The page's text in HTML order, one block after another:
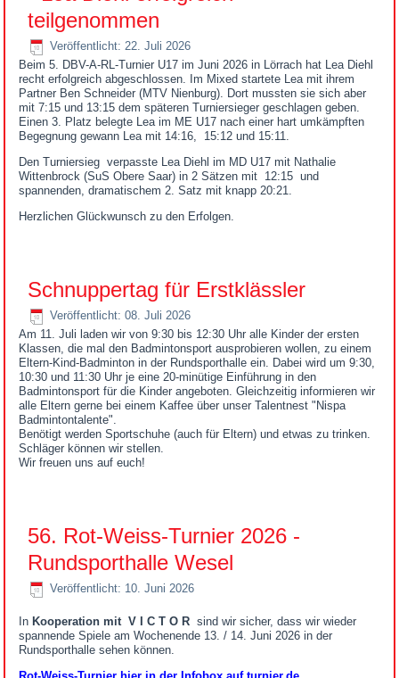
teilgenommen
Veröffentlicht: 22. Juli 2026
Beim 5. DBV-A-RL-Turnier U17 im Juni 2026 in Lörrach hat Lea Diehl
recht erfolgreich abgeschlossen. Im Mixed startete Lea mit ihrem
Partner Ben Schneider (MTV Nienburg). Dort mussten sie sich aber
mit 7:15 und 13:15 dem späteren Turniersieger geschlagen geben.
Einen 3. Platz belegte Lea im ME U17 nach einer hart umkämpften
Begegnung gewann Lea mit 14:16, 15:12 und 15:11.
Den Turniersieg verpasste Lea Diehl im MD U17 mit Nathalie
Wittenbrock (SuS Obere Saar) in 2 Sätzen mit 12:15 und
spannenden, dramatischem 2. Satz mit knapp 20:21.
Herzlichen Glückwunsch zu den Erfolgen.
Schnuppertag für Erstklässler
Veröffentlicht: 08. Juli 2026
Am 11. Juli laden wir von 9:30 bis 12:30 Uhr alle Kinder der ersten
Klassen, die mal den Badmintonsport ausprobieren wollen, zu einem
Eltern-Kind-Badminton in der Rundsporthalle ein. Dabei wird um 9:30,
10:30 und 11:30 Uhr je eine 20-minütige Einführung in den
Badmintonsport für die Kinder angeboten. Gleichzeitig informieren wir
alle Eltern gerne bei einem Kaffee über unser Talentnest "Nispa
Badmintontalente".
Benötigt werden Sportschuhe (auch für Eltern) und etwas zu trinken.
Schläger können wir stellen.
Wir freuen uns auf euch!
56. Rot-Weiss-Turnier 2026 -
Rundsporthalle Wesel
Veröffentlicht: 10. Juni 2026
In Kooperation mit V I C T O R sind wir sicher, dass wir wieder
spannende Spiele am Wochenende 13. / 14. Juni 2026 in der
Rundsporthalle sehen können.